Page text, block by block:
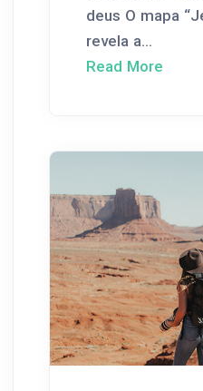
deus O mapa
revela a...
Read More